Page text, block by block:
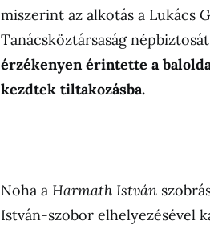
miszerint az alkotás a Lukács
Tanácsköztársaság
érzékenyen érintette a
kezdtek tiltakozásba.
Noha a Harmath István
István-szobor elhelyezésével